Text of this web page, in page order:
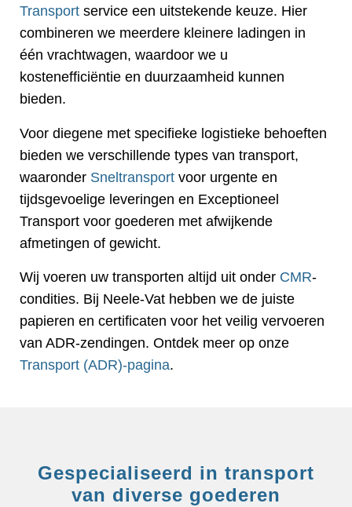
Transport service een uitstekende keuze. Hier
combineren we meerdere kleinere ladingen in
één vrachtwagen, waardoor we u
kostenefficiëntie en duurzaamheid kunnen
bieden.
Voor diegene met specifieke logistieke behoeften
bieden we verschillende types van transport,
waaronder Sneltransport voor urgente en
tijdsgevoelige leveringen en Exceptioneel
Transport voor goederen met afwijkende
afmetingen of gewicht.
Wij voeren uw transporten altijd uit onder CMR-
condities. Bij Neele-Vat hebben we de juiste
papieren en certificaten voor het veilig vervoeren
van ADR-zendingen. Ontdek meer op onze
Transport (ADR)-pagina.
Gespecialiseerd in transport
van diverse goederen